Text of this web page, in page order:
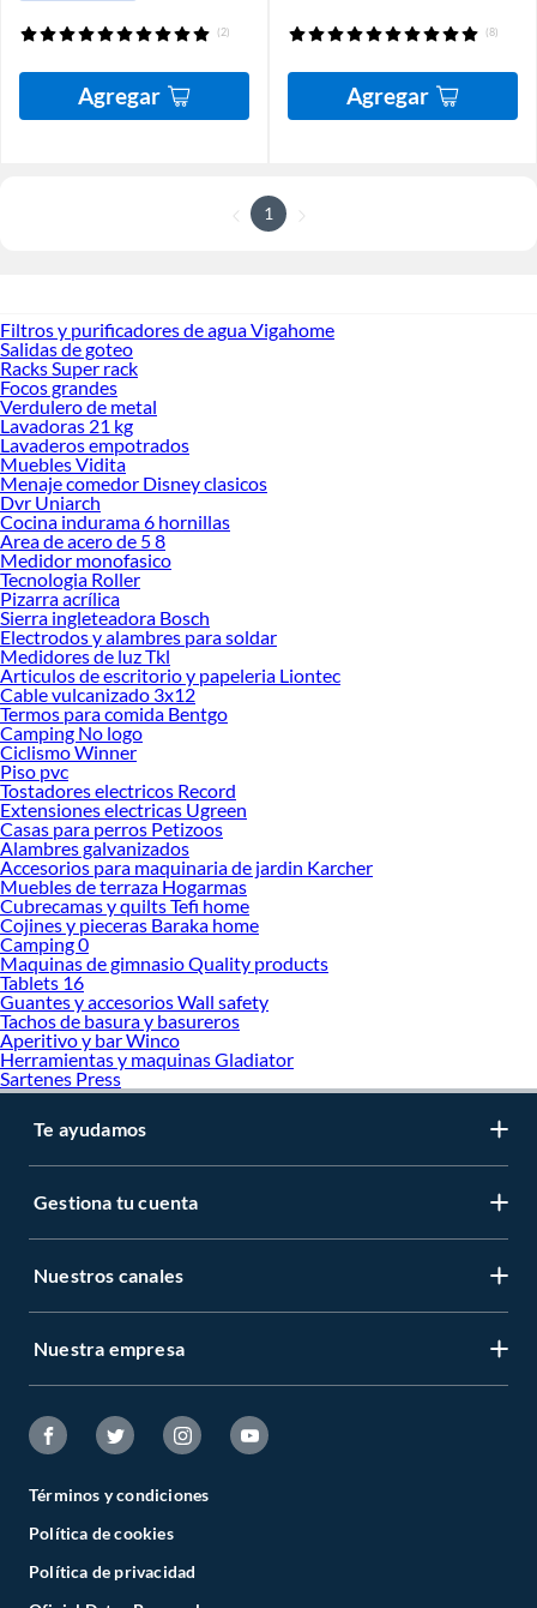
(2)
Agregar
(8)
Agregar
1
Filtros y purificadores de agua Vigahome
Salidas de goteo
Racks Super rack
Focos grandes
Verdulero de metal
Lavadoras 21 kg
Lavaderos empotrados
Muebles Vidita
Menaje comedor Disney clasicos
Dvr Uniarch
Cocina indurama 6 hornillas
Area de acero de 5 8
Medidor monofasico
Tecnologia Roller
Pizarra acrílica
Sierra ingleteadora Bosch
Electrodos y alambres para soldar
Medidores de luz Tkl
Articulos de escritorio y papeleria Liontec
Cable vulcanizado 3x12
Termos para comida Bentgo
Camping No logo
Ciclismo Winner
Piso pvc
Tostadores electricos Record
Extensiones electricas Ugreen
Casas para perros Petizoos
Alambres galvanizados
Accesorios para maquinaria de jardin Karcher
Muebles de terraza Hogarmas
Cubrecamas y quilts Tefi home
Cojines y pieceras Baraka home
Camping 0
Maquinas de gimnasio Quality products
Tablets 16
Guantes y accesorios Wall safety
Tachos de basura y basureros
Aperitivo y bar Winco
Herramientas y maquinas Gladiator
Sartenes Press
Te ayudamos
Gestiona tu cuenta
Nuestros canales
Nuestra empresa
Términos y condiciones
Política de cookies
Política de privacidad